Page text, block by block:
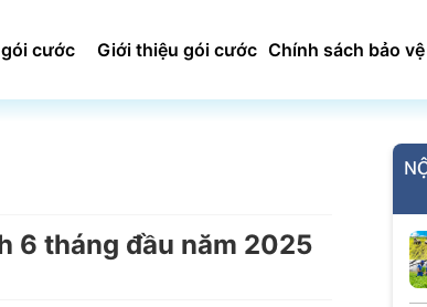
cước Giới thiệu gói cước Chính sách bảo
6 tháng đầu năm 2025